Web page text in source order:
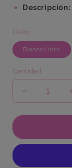
Descripción:
Color
Blanco/roto
Cantidad
Reducir
cantidad
para
Pan